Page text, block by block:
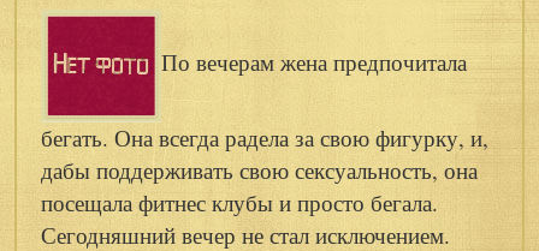
По вечерам жена предпочитала
бегать. Она всегда радела за свою фигурку, и,
дабы поддерживать свою сексуальность, она
посещала фитнес клубы и просто бегала.
Сегодняшний вечер не стал исключением.